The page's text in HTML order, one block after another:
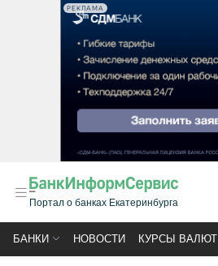
РЕКЛАМА
Портал о банках Екатеринбурга
БАНКИ НОВОСТИ КУРСЫ ВАЛЮТ